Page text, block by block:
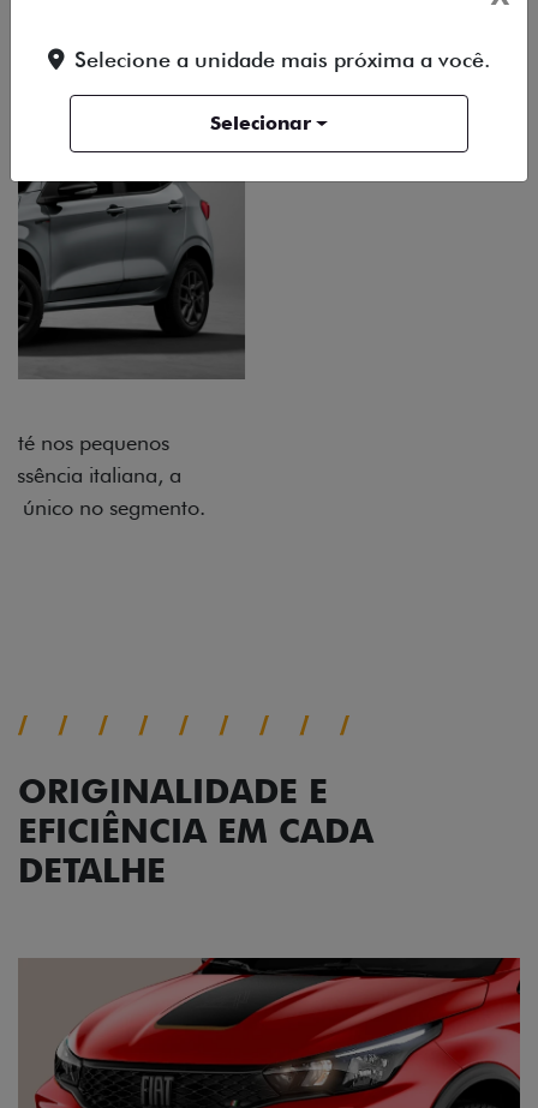
A flag italiana e o novo logo Fiat também aparecem
no interior do carro, que possui acabamento
impecável e detalhes escurecidos.
ORIGINALIDADE E
EFICIÊNCIA EM CADA
DETALHE
Selecione a unidade mais próxima a você.
Selecionar